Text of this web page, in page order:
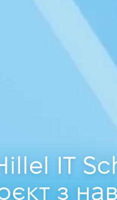
IT
з